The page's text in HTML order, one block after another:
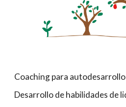
Coaching para
Desarrollo de habilidades de